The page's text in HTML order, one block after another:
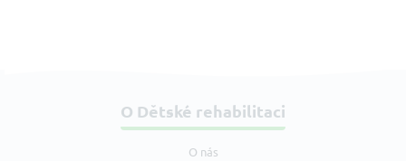
O Dětské rehabilitaci
O nás